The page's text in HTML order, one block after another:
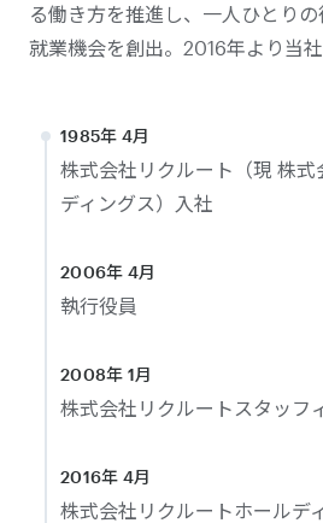
る働き方を推進し、一人ひとり
就業機会を創出。2016年より当
1985年 4月
株式会社リクルート（現 株
ディングス）入社
2006年 4月
執行役員
2008年 1月
株式会社リクルートスタッフ
2016年 4月
株式会社リクルートホールデ